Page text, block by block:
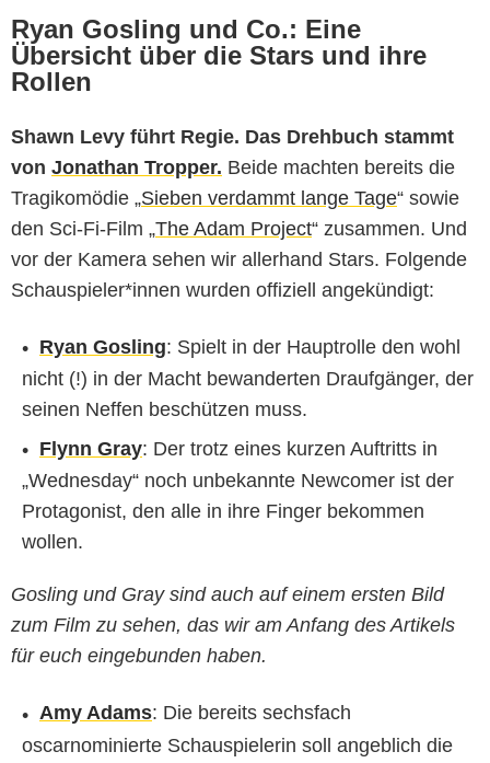
Ryan Gosling und Co.: Eine
Übersicht über die Stars und ihre
Rollen
Shawn Levy führt Regie. Das Drehbuch stammt
von Jonathan Tropper. Beide machten bereits die
Tragikomödie „Sieben verdammt lange Tage“ sowie
den Sci-Fi-Film „The Adam Project“ zusammen. Und
vor der Kamera sehen wir allerhand Stars. Folgende
Schauspieler*innen wurden offiziell angekündigt:
Ryan Gosling: Spielt in der Hauptrolle den wohl
nicht (!) in der Macht bewanderten Draufgänger, der
seinen Neffen beschützen muss.
Flynn Gray: Der trotz eines kurzen Auftritts in
„Wednesday“ noch unbekannte Newcomer ist der
Protagonist, den alle in ihre Finger bekommen
wollen.
Gosling und Gray sind auch auf einem ersten Bild
zum Film zu sehen, das wir am Anfang des Artikels
für euch eingebunden haben.
Amy Adams: Die bereits sechsfach
oscarnominierte Schauspielerin soll angeblich die